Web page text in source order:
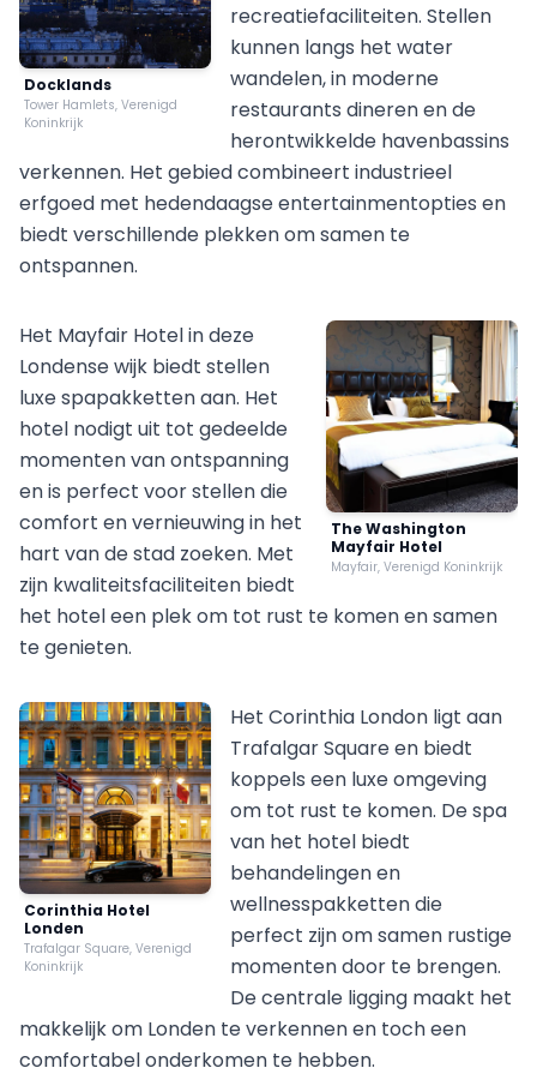
Docklands
Tower Hamlets, Verenigd
Koninkrijk
recreatiefaciliteiten. Stellen
kunnen langs het water
wandelen, in moderne
restaurants dineren en de
herontwikkelde havenbassins
verkennen. Het gebied combineert industrieel
erfgoed met hedendaagse entertainmentopties en
biedt verschillende plekken om samen te
ontspannen.
The Washington
Mayfair Hotel
Mayfair, Verenigd Koninkrijk
Het Mayfair Hotel in deze
Londense wijk biedt stellen
luxe spapakketten aan. Het
hotel nodigt uit tot gedeelde
momenten van ontspanning
en is perfect voor stellen die
comfort en vernieuwing in het
hart van de stad zoeken. Met
zijn kwaliteitsfaciliteiten biedt
het hotel een plek om tot rust te komen en samen
te genieten.
Corinthia Hotel
Londen
Trafalgar Square, Verenigd
Koninkrijk
Het Corinthia London ligt aan
Trafalgar Square en biedt
koppels een luxe omgeving
om tot rust te komen. De spa
van het hotel biedt
behandelingen en
wellnesspakketten die
perfect zijn om samen rustige
momenten door te brengen.
De centrale ligging maakt het
makkelijk om Londen te verkennen en toch een
comfortabel onderkomen te hebben.